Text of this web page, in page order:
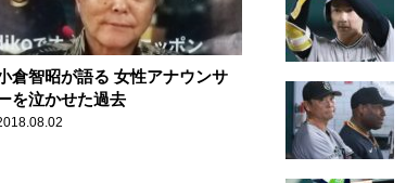
倉智昭が語る 女性アナウンサ
を泣かせた過去